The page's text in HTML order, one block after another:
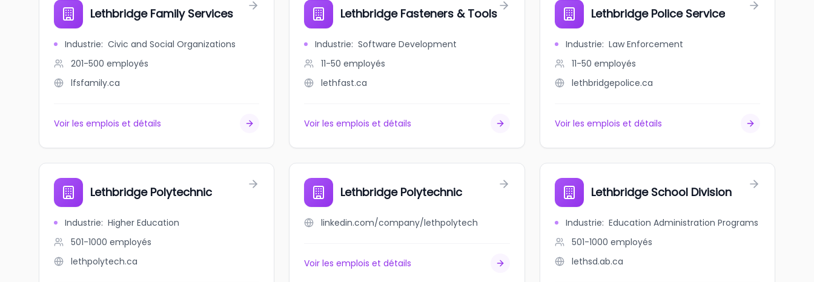
Lethbridge Family Services
Industrie: Civic and Social Organizations
201-500 employés
lfsfamily.ca
Voir les emplois et détails
Lethbridge Fasteners & Tools
Industrie: Software Development
11-50 employés
lethfast.ca
Voir les emplois et détails
Lethbridge Police Service
Industrie: Law Enforcement
11-50 employés
lethbridgepolice.ca
Voir les emplois et détails
Lethbridge Polytechnic
Industrie: Higher Education
501-1000 employés
lethpolytech.ca
Lethbridge Polytechnic
linkedin.com/company/lethpolytech
Voir les emplois et détails
Lethbridge School Division
Industrie: Education Administration Programs
501-1000 employés
lethsd.ab.ca